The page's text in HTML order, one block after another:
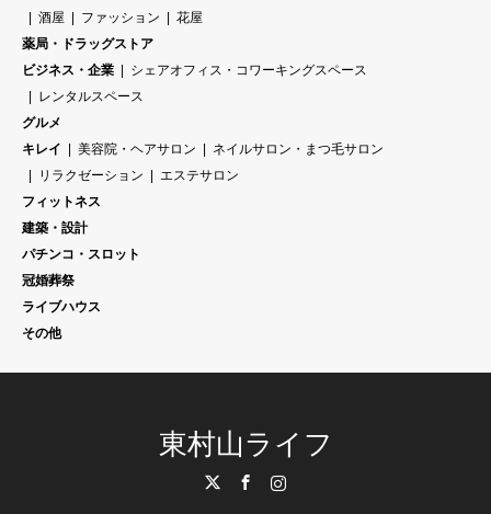
酒屋
ファッション
花屋
薬局・ドラッグストア
ビジネス・企業
シェアオフィス・コワーキングスペース
レンタルスペース
グルメ
キレイ
美容院・ヘアサロン
ネイルサロン・まつ毛サロン
リラクゼーション
エステサロン
フィットネス
建築・設計
パチンコ・スロット
冠婚葬祭
ライブハウス
その他
東村山ライフ